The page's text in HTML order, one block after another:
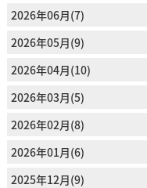
2026年06月(7)
2026年05月(9)
2026年04月(10)
2026年03月(5)
2026年02月(8)
2026年01月(6)
2025年12月(9)